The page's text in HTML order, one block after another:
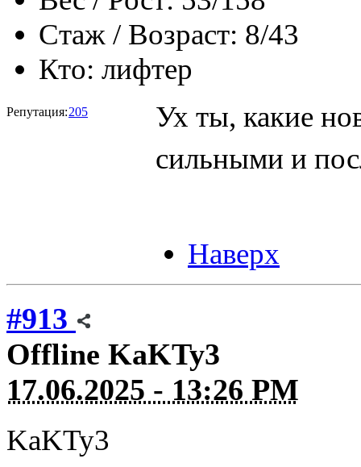
Стаж / Возраст: 8/43
Кто: лифтер
Репутация:205
Ух ты, какие
сильными и
Наверх
#913
Offline KaKTy3
17.06.2025 - 13:26 PM
KaKTy3